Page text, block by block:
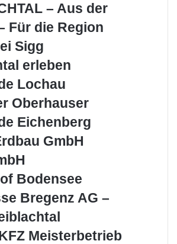
Landstraße 2
+43 5573/822480
bodenseebank@raiba.at
www.bodenseebank.at
– Aus der
Für die Region
Sigg
erleben
Lochau
Oberhauser
Eichenberg
GmbH
Bodensee
Bregenz AG –
Meisterbetrieb